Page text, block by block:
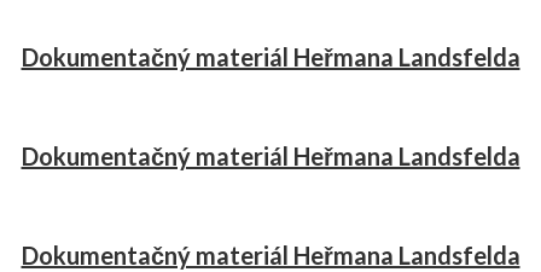
Dokumentačný materiál Heřmana Landsfelda
Dokumentačný materiál Heřmana Landsfelda
Dokumentačný materiál Heřmana Landsfelda